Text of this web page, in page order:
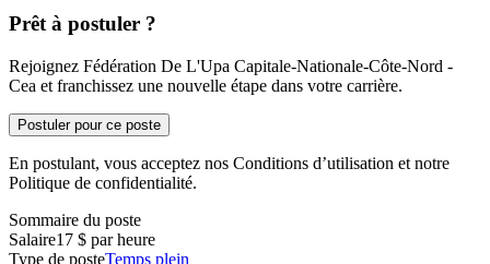
Prêt à postuler ?
Rejoignez Fédération De L'Upa Capitale-Nationale-Côte-Nord -
Cea et franchissez une nouvelle étape dans votre carrière.
Postuler pour ce poste
En postulant, vous acceptez nos Conditions d’utilisation et notre
Politique de confidentialité.
Sommaire du poste
Salaire17 $ par heure
Type de posteTemps plein